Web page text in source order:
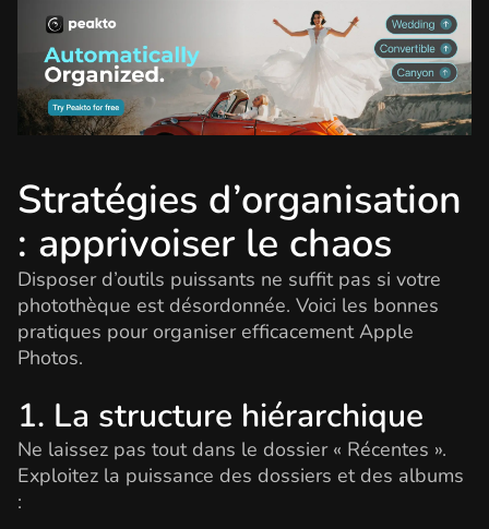
Stratégies d’organisation
: apprivoiser le chaos
Disposer d’outils puissants ne suffit pas si votre
photothèque est désordonnée. Voici les bonnes
pratiques pour organiser efficacement Apple
Photos.
1. La structure hiérarchique
Ne laissez pas tout dans le dossier « Récentes ».
Exploitez la puissance des dossiers et des albums
: